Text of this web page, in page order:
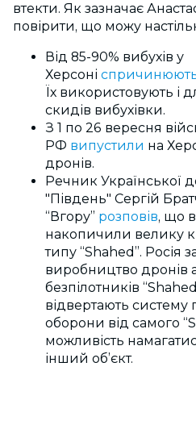
втекти. Як зазначає
повірити, що можу
Від 85-90% вибухів у
Херсоні
Їх використовують і
скидів вибухівки.
З 1 по 26 вересня
РФ випустили на
дронів.
Речник Української
"Південь" Сергій
“Вгору” розповів, що
накопичили велику
типу “Shahed”. Росія
виробництво дронів
безпілотників
відвертають систему
оборони від самого
можливість
інший об’єкт.